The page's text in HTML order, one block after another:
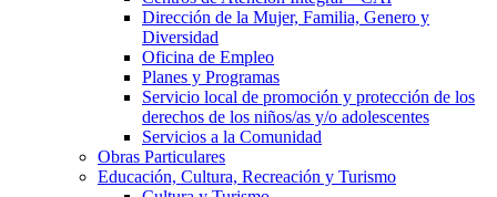
Dirección de la Mujer, Familia, Genero y
Diversidad
Oficina de Empleo
Planes y Programas
Servicio local de promoción y protección de los
derechos de los niños/as y/o adolescentes
Servicios a la Comunidad
Obras Particulares
Educación, Cultura, Recreación y Turismo